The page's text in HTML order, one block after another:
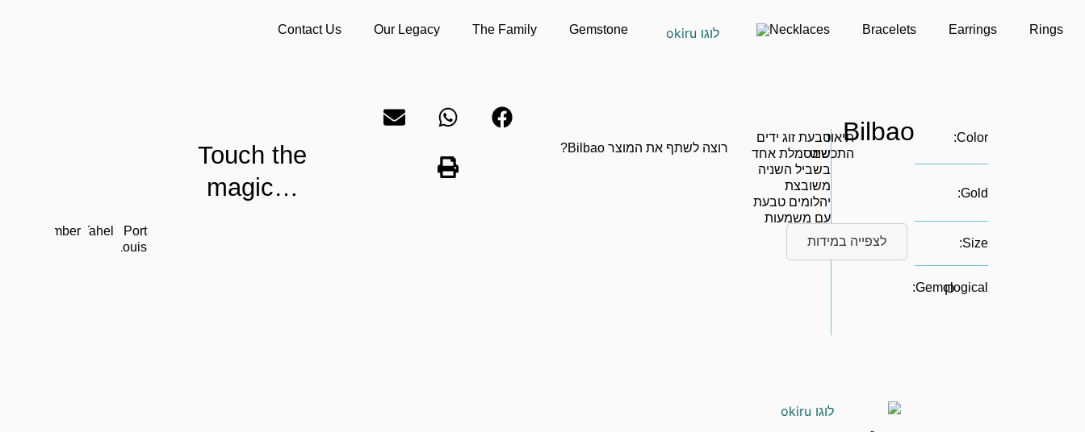
Rings
Earrings
Bracelets
Necklaces
Gemstone
The Family
Our Legacy
Contact Us
Bilbao Color:
Gold:
Size: לצפייה במידות
Gemological:
כן
תיאור
התכשיט
טבעת זוג ידים
שמסמלת אחד
בשביל השניה
משובצת
יהלומים טבעת
עם משמעות
רוצה לשתף את המוצר Bilbao?
Touch the
magic…
Port
Louis
Tahel
Amber